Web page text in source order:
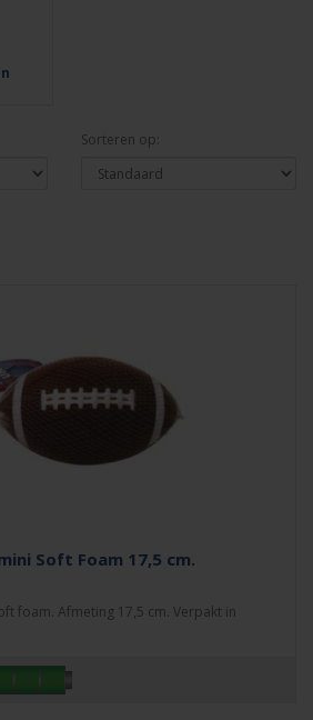
Sorteren op:
Soft Foam 17,5 cm.
foam. Afmeting 17,5 cm. Verpakt in